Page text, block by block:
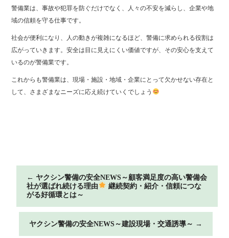
警備業は、事故や犯罪を防ぐだけでなく、人々の不安を減らし、企業や地
域の信頼を守る仕事です。
社会が便利になり、人の動きが複雑になるほど、警備に求められる役割は
広がっていきます。安全は目に見えにくい価値ですが、その安心を支えて
いるのが警備業です。
これからも警備業は、現場・施設・地域・企業にとって欠かせない存在と
して、さまざまなニーズに応え続けていくでしょう
← ヤクシン警備の安全NEWS～顧客満足度の高い警備会
社が選ばれ続ける理由
継続契約・紹介・信頼につな
がる好循環とは～
ヤクシン警備の安全NEWS～建設現場・交通誘導～ →